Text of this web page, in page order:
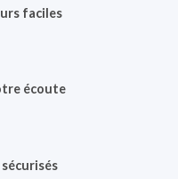
faciles
écoute